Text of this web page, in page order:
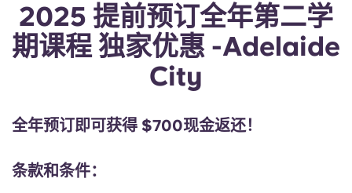
关于我们
地点
English (GB)
English (US)
2025 提前预订全年第二学
期课程 独家优惠 -Adelaide
City
全年预订即可获得 $700现金返还！
条款和条件：